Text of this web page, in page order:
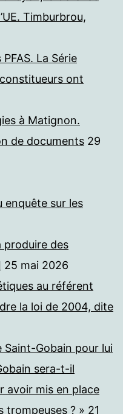
Timburbrou,
La Série
ont
à Matignon.
de documents 29
enquête sur les
produire des
25 mai 2026
au référent
la loi de 2004, dite
Saint-Gobain pour lui
sera-t-il
avoir mis en place
trompeuses ? » 21